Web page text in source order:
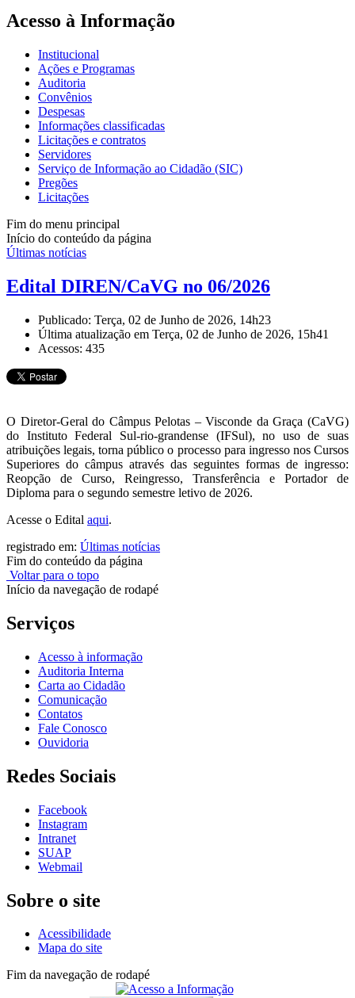
Acesso à Informação
Institucional
Ações e Programas
Auditoria
Convênios
Despesas
Informações classificadas
Licitações e contratos
Servidores
Serviço de Informação ao Cidadão (SIC)
Pregões
Licitações
Fim do menu principal
Início do conteúdo da página
Últimas notícias
Edital DIREN/CaVG no 06/2026
Publicado: Terça, 02 de Junho de 2026, 14h23
Última atualização em Terça, 02 de Junho de 2026, 15h41
Acessos: 435
O Diretor-Geral do Câmpus Pelotas – Visconde da Graça (CaVG)
do Instituto Federal Sul-rio-grandense (IFSul), no uso de suas
atribuições legais, torna público o processo para ingresso nos Cursos
Superiores do câmpus através das seguintes formas de ingresso:
Reopção de Curso, Reingresso, Transferência e Portador de
Diploma para o segundo semestre letivo de 2026.
Acesse o Edital aqui.
registrado em: Últimas notícias
Fim do conteúdo da página
Voltar para o topo
Início da navegação de rodapé
Serviços
Acesso à informação
Auditoria Interna
Carta ao Cidadão
Comunicação
Contatos
Fale Conosco
Ouvidoria
Redes Sociais
Facebook
Instagram
Intranet
SUAP
Webmail
Sobre o site
Acessibilidade
Mapa do site
Fim da navegação de rodapé